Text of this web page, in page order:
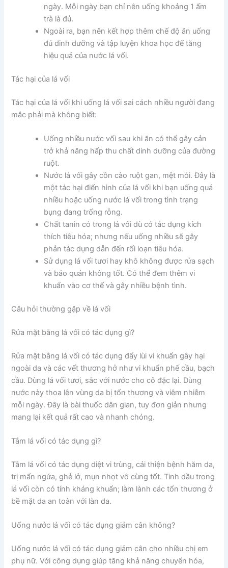
ngày. Mỗi ngày bạn chỉ nên uống khoảng 1 ấm
trà là đủ.
Ngoài ra, bạn nên kết hợp thêm chế độ ăn uống
đủ dinh dưỡng và tập luyện khoa học để tăng
hiệu quả của nước lá vối.
Tác hại của lá vối
Tác hại của lá vối khi uống lá vối sai cách nhiều người đang
mắc phải mà không biết:
Uống nhiều nước vối sau khi ăn có thể gây cản
trở khả năng hấp thu chất dinh dưỡng của đường
ruột.
Nước lá vối gây cồn cào ruột gan, mệt mỏi. Đây là
một tác hại điển hình của lá vối khi bạn uống quá
nhiều hoặc uống nước lá vối trong tình trạng
bụng đang trống rỗng.
Chất tanin có trong lá vối dù có tác dụng kích
thích tiêu hóa; nhưng nếu uống nhiều sẽ gây
phản tác dụng dẫn đến rối loạn tiêu hóa.
Sử dụng lá vối tươi hay khô không được rửa sạch
và bảo quản không tốt. Có thể đem thêm vi
khuẩn vào cơ thể và gây nhiều bệnh tình.
Câu hỏi thường gặp về lá vối
Rửa mặt bằng lá vối có tác dụng gì?
Rửa mặt bằng lá vối có tác dụng đẩy lùi vi khuẩn gây hại
ngoài da và các vết thương hở như vi khuẩn phế cầu, bạch
cầu. Dùng lá vối tươi, sắc với nước cho cô đặc lại. Dùng
nước này thoa lên vùng da bị tổn thương và viêm nhiễm
mỗi ngày. Đây là bài thuốc dân gian, tuy đơn giản nhưng
mang lại kết quả rất cao và nhanh chóng.
Tắm lá vối có tác dụng gì?
Tắm lá vối có tác dụng diệt vi trùng, cải thiện bệnh hăm da,
trị mẩn ngứa, ghẻ lở, mụn nhọt vô cùng tốt. Tinh dầu trong
lá vối còn có tính kháng khuẩn; làm lành các tổn thương ở
bề mặt da an toàn với làn da.
Uống nước lá vối có tác dụng giảm cân không?
Uống nước lá vối có tác dụng giảm cân cho nhiều chị em
phụ nữ. Với công dụng giúp tăng khả năng chuyển hóa,